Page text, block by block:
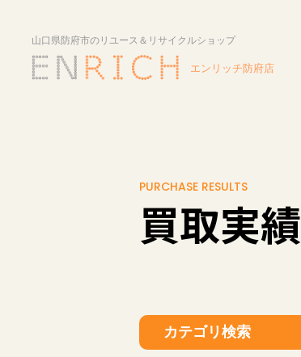
PURCHASE RESULTS
買取実績
カテゴリ検索